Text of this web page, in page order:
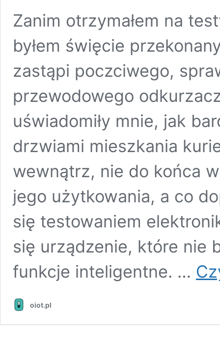
Zanim otrzymałem na
byłem święcie
zastąpi poczciwego,
przewodowego
uświadomiły mnie, jak
drzwiami mieszkania
wewnątrz, nie do końca
jego użytkowania, a co
się testowaniem
się urządzenie, które nie
funkcje inteligentne. …
oiot.pl